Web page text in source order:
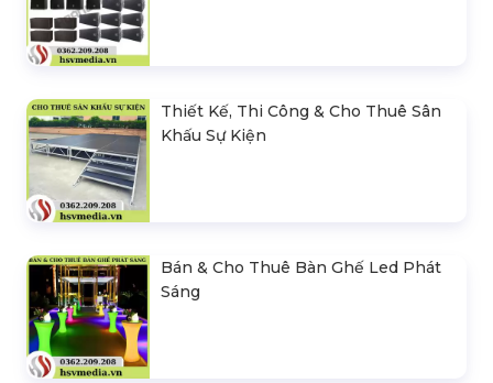
Thiết Kế, Thi Công & Cho Thuê Sân
Khấu Sự Kiện
Bán & Cho Thuê Bàn Ghế Led Phát
Sáng